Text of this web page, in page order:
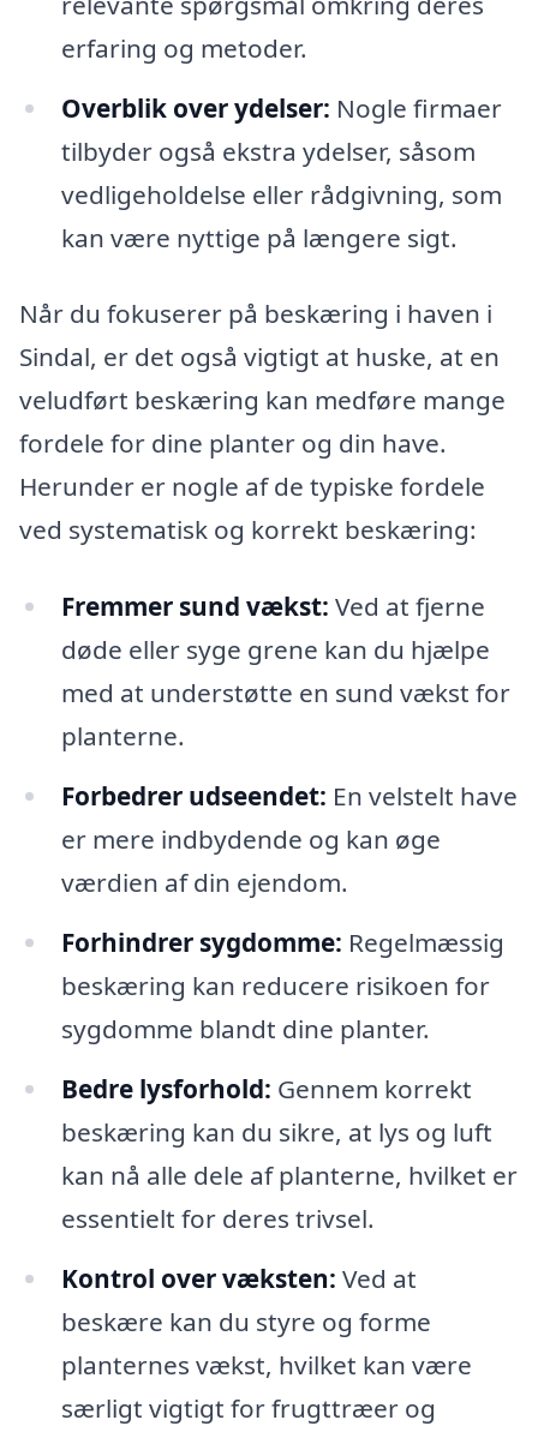
erfaring og metoder.
Overblik over ydelser: Nogle firmaer
tilbyder også ekstra ydelser, såsom
vedligeholdelse eller rådgivning, som
kan være nyttige på længere sigt.
Når du fokuserer på beskæring i haven i
Sindal, er det også vigtigt at huske, at en
veludført beskæring kan medføre mange
fordele for dine planter og din have.
Herunder er nogle af de typiske fordele
ved systematisk og korrekt beskæring:
Fremmer sund vækst: Ved at fjerne
døde eller syge grene kan du hjælpe
med at understøtte en sund vækst for
planterne.
Forbedrer udseendet: En velstelt have
er mere indbydende og kan øge
værdien af din ejendom.
Forhindrer sygdomme: Regelmæssig
beskæring kan reducere risikoen for
sygdomme blandt dine planter.
Bedre lysforhold: Gennem korrekt
beskæring kan du sikre, at lys og luft
kan nå alle dele af planterne, hvilket er
essentielt for deres trivsel.
Kontrol over væksten: Ved at
beskære kan du styre og forme
planternes vækst, hvilket kan være
særligt vigtigt for frugttræer og